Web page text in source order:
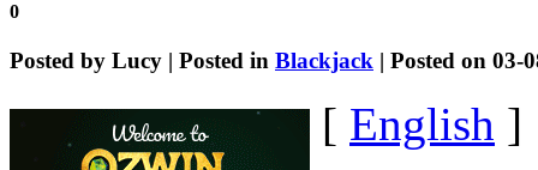
0
Posted by Lucy | Posted in Blackjack | Posted on 03-
[ English ]